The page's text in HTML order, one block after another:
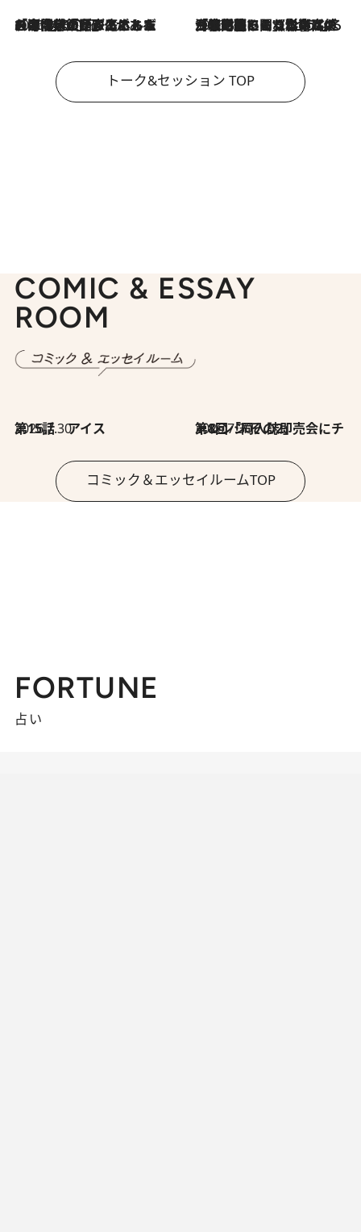
2026.8.3
「今後値上げがあるとすれば…」「リスクがあるのは今年の冬」エネルギー専門家が語る、ホルムズ海峡封鎖が家庭にもたらす“ある心配” 2026.8.3
「住宅建てられない…」「サーチャージ料の高値が続いている」ホルムズ海峡封鎖による影響はいつまで続く？《エネルギー専門家に聞く“どうなる日本の暮らし”》
トーク&セッション TOP
COMIC & ESSAY
ROOM
2026.7.30
第15話 アイス 2026.7.30
第8回「同人誌即売会にチャレンジ その2」
コミック＆エッセイルームTOP
FORTUNE
占い